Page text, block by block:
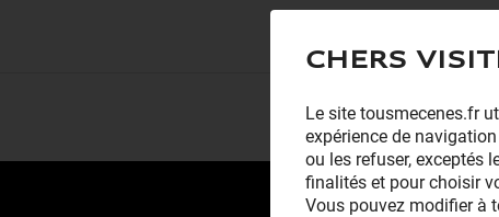
Chers
Le site tousmecenes.fr
expérience de
ou les refuser, exceptés
finalités et pour choisir
Vous pouvez modifier à